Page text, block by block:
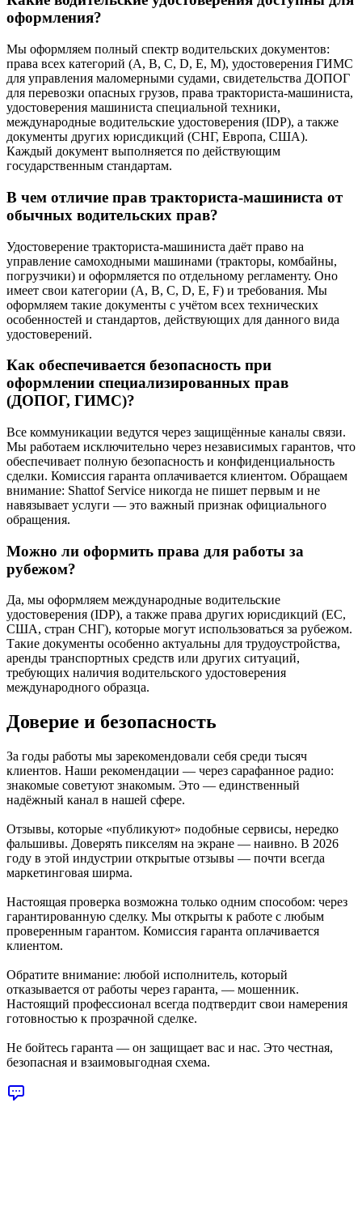
оформления?
Мы оформляем полный спектр водительских документов:
права всех категорий (A, B, C, D, E, M), удостоверения ГИМС
для управления маломерными судами, свидетельства ДОПОГ
для перевозки опасных грузов, права тракториста-машиниста,
удостоверения машиниста специальной техники,
международные водительские удостоверения (IDP), а также
документы других юрисдикций (СНГ, Европа, США).
Каждый документ выполняется по действующим
государственным стандартам.
В чем отличие прав тракториста-машиниста от
обычных водительских прав?
Удостоверение тракториста-машиниста даёт право на
управление самоходными машинами (тракторы, комбайны,
погрузчики) и оформляется по отдельному регламенту. Оно
имеет свои категории (A, B, C, D, E, F) и требования. Мы
оформляем такие документы с учётом всех технических
особенностей и стандартов, действующих для данного вида
удостоверений.
Как обеспечивается безопасность при
оформлении специализированных прав
(ДОПОГ, ГИМС)?
Все коммуникации ведутся через защищённые каналы связи.
Мы работаем исключительно через независимых гарантов, что
обеспечивает полную безопасность и конфиденциальность
сделки. Комиссия гаранта оплачивается клиентом. Обращаем
внимание: Shattof Service никогда не пишет первым и не
навязывает услуги — это важный признак официального
обращения.
Можно ли оформить права для работы за
рубежом?
Да, мы оформляем международные водительские
удостоверения (IDP), а также права других юрисдикций (ЕС,
США, стран СНГ), которые могут использоваться за рубежом.
Такие документы особенно актуальны для трудоустройства,
аренды транспортных средств или других ситуаций,
требующих наличия водительского удостоверения
международного образца.
Доверие и безопасность
За годы работы мы зарекомендовали себя среди тысяч
клиентов. Наши рекомендации — через сарафанное радио:
знакомые советуют знакомым. Это — единственный
надёжный канал в нашей сфере.
Отзывы, которые «публикуют» подобные сервисы, нередко
фальшивы. Доверять пикселям на экране — наивно. В 2026
году в этой индустрии открытые отзывы — почти всегда
маркетинговая ширма.
Настоящая проверка возможна только одним способом: через
гарантированную сделку. Мы открыты к работе с любым
проверенным гарантом. Комиссия гаранта оплачивается
клиентом.
Обратите внимание: любой исполнитель, который
отказывается от работы через гаранта, — мошенник.
Настоящий профессионал всегда подтвердит свои намерения
готовностью к прозрачной сделке.
Не бойтесь гаранта — он защищает вас и нас. Это честная,
безопасная и взаимовыгодная схема.